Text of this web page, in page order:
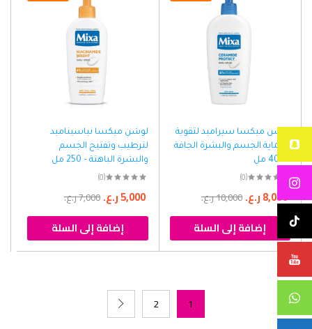
لوشن ميكسا سيراميد لتقوية
وحماية الجسم والبشرة الجافة
– 400 مل
(0)
10,000ر.ع. 8,000ر.ع.
إضافة إلى السلة
لوشن ميكسا نياسيناميد
لترطيب وتفتيح الجسم
والبشرة الباهتة – 250 مل
(0)
7,000ر.ع. 5,000ر.ع.
إضافة إلى السلة
1
2